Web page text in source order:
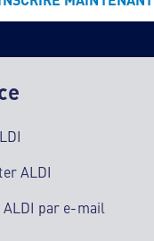
ALDI
par e-mail